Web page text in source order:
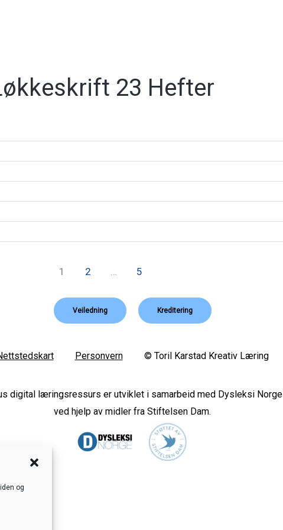
og
23 Hefter
1 2 … 5
Veiledning Kreditering
Personvern© Toril Karstad Kreativ Læring
digital læringsressurs er utviklet i samarbeid med Dysleksi Norge
ved hjelp av midler fra Stiftelsen Dam.